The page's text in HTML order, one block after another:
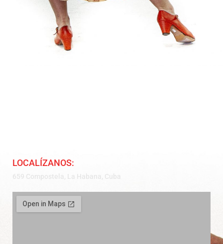
LOCALÍZANOS: